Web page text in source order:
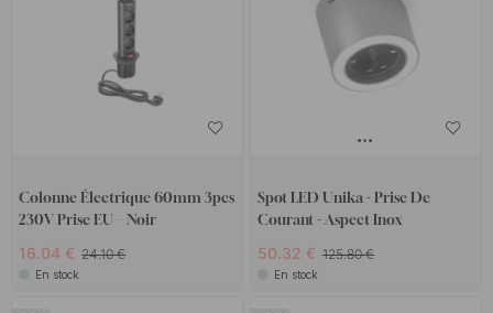
Colonne Électrique 60mm 3pcs
230V Prise EU – Noir
16.04 € 24.10 €
En stock
Spot LED Unika - Prise De
Courant - Aspect Inox
50.32 € 125.80 €
En stock